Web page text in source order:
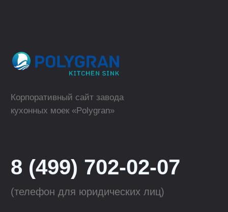
Кухонные мойки
Аксессуары к мойкам
Материалы
О компании
Производство
Блог
Polygran
QuartzBond